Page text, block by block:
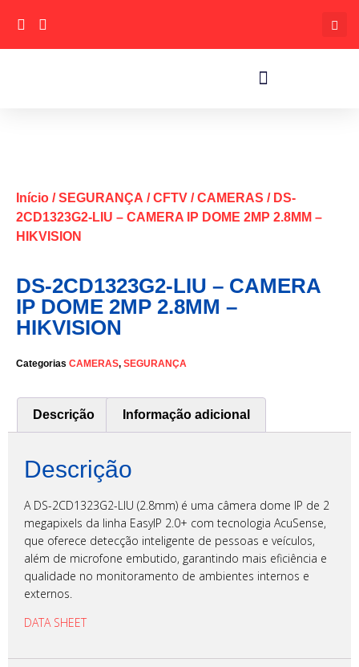
Início /SEGURANÇA /CFTV /CAMERAS / DS-
2CD1323G2-LIU – CAMERA IP DOME 2MP 2.8MM –
HIKVISION
DS-2CD1323G2-LIU – CAMERA
IP DOME 2MP 2.8MM –
HIKVISION
Categorias CAMERAS, SEGURANÇA
Descrição Informação adicional
Descrição
A DS-2CD1323G2-LIU (2.8mm) é uma câmera dome IP de 2
megapixels da linha EasyIP 2.0+ com tecnologia AcuSense,
que oferece detecção inteligente de pessoas e veículos,
além de microfone embutido, garantindo mais eficiência e
qualidade no monitoramento de ambientes internos e
externos.
DATA SHEET